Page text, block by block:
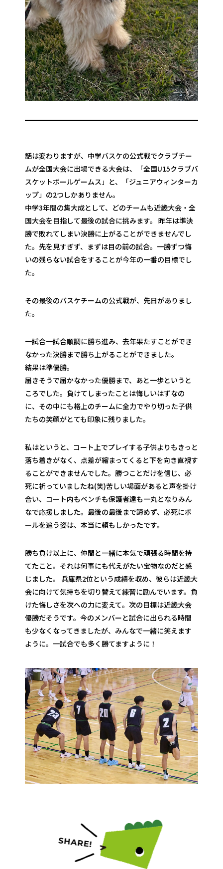
話は変わりますが、中学バスケの公式戦でクラブチー
ムが全国大会に出場できる大会は、「全国U15クラブバ
スケットボールゲームス」と、「ジュニアウィンターカ
ップ」の2つしかありません。
中学3年間の集大成として、どのチームも近畿大会・全
国大会を目指して最後の試合に挑みます。 昨年は準決
勝で敗れてしまい決勝に上がることができませんでし
た。先を見すぎず、まずは目の前の試合。一勝ずつ悔
いの残らない試合をすることが今年の一番の目標でし
た。
その最後のバスケチームの公式戦が、先日がありまし
た。
一試合一試合順調に勝ち進み、去年果たすことができ
なかった決勝まで勝ち上がることができました。
結果は準優勝。
届きそうで届かなかった優勝まで、あと一歩というと
ころでした。負けてしまったことは悔しいはずなの
に、その中にも格上のチームに全力でやり切った子供
たちの笑顔がとても印象に残りました。
私はというと、コート上でプレイする子供よりもきっと
落ち着きがなく、点差が縮まってくると下を向き直視す
ることができませんでした。勝つことだけを信じ、必
死に祈っていましたね(笑)苦しい場面があると声を掛け
合い、コート内もベンチも保護者達も一丸となりみん
なで応援しました。最後の最後まで諦めず、必死にボ
ールを追う姿は、本当に頼もしかったです。
勝ち負け以上に、仲間と一緒に本気で頑張る時間を持
てたこと。それは何事にも代えがたい宝物なのだと感
じました。 兵庫県2位という成績を収め、彼らは近畿大
会に向けて気持ちを切り替えて練習に励んでいます。負
けた悔しさを次への力に変えて。次の目標は近畿大会
優勝だそうです。今のメンバーと試合に出られる時間
も少なくなってきましたが、みんなで一緒に笑えます
ように。一試合でも多く勝てますように！